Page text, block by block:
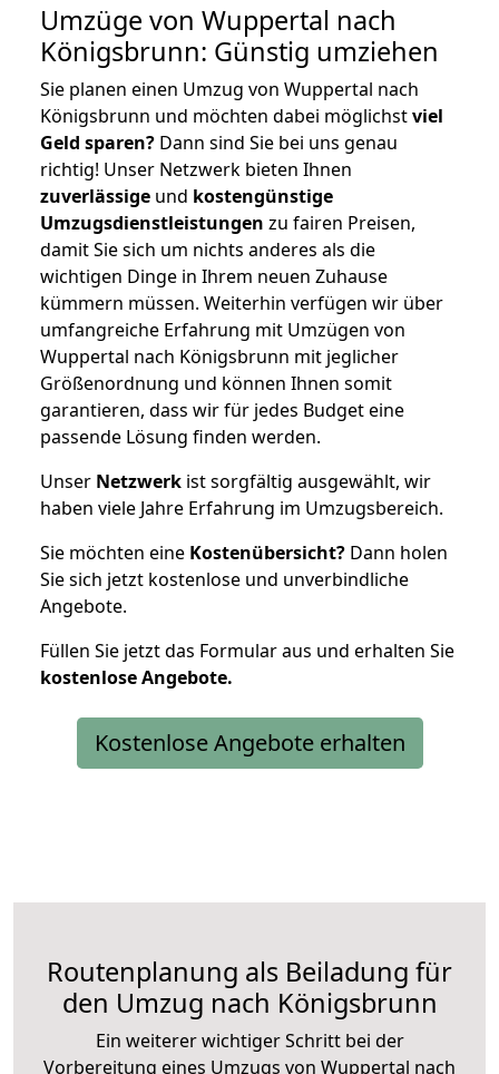
Umzüge von Wuppertal nach
Königsbrunn: Günstig umziehen
Sie planen einen Umzug von Wuppertal nach
Königsbrunn und möchten dabei möglichstviel
Geld sparen? Dann sind Sie bei uns genau
richtig! Unser Netzwerk bieten Ihnen
zuverlässige und kostengünstige
Umzugsdienstleistungen zu fairen Preisen,
damit Sie sich um nichts anderes als die
wichtigen Dinge in Ihrem neuen Zuhause
kümmern müssen. Weiterhin verfügen wir über
umfangreiche Erfahrung mit Umzügen von
Wuppertal nach Königsbrunn mit jeglicher
Größenordnung und können Ihnen somit
garantieren, dass wir für jedes Budget eine
passende Lösung finden werden.
Unser Netzwerk ist sorgfältig ausgewählt, wir
haben viele Jahre Erfahrung im Umzugsbereich.
Sie möchten eine Kostenübersicht? Dann holen
Sie sich jetzt kostenlose und unverbindliche
Angebote.
Füllen Sie jetzt das Formular aus und erhalten Sie
kostenloseAngebote.
Kostenlose Angebote erhalten
Routenplanung als Beiladung für
den Umzug nach Königsbrunn
Ein weiterer wichtiger Schritt bei der
Vorbereitung eines Umzugs von Wuppertal nach